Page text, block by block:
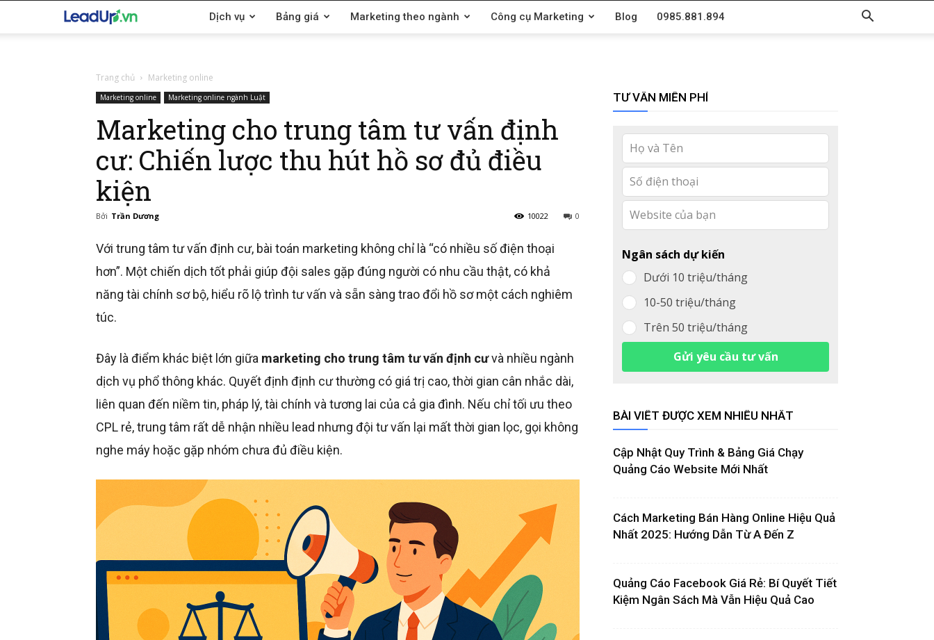
LeadUp.vn Dịch vụ Bảng giá Marketing theo ngành Công cụ Marketing Blog 0985.881.894
Trang chủ Marketing online
Marketing online Marketing online ngành Luật
Marketing cho trung tâm tư vấn định
cư: Chiến lược thu hút hồ sơ đủ điều
kiện
Bởi Trần Dương 0
10022
Với trung tâm tư vấn định cư, bài toán marketing không chỉ là “có nhiều số điện thoại
hơn”. Một chiến dịch tốt phải giúp đội sales gặp đúng người có nhu cầu thật, có khả
năng tài chính sơ bộ, hiểu rõ lộ trình tư vấn và sẵn sàng trao đổi hồ sơ một cách nghiêm
túc.
Đây là điểm khác biệt lớn giữa marketing cho trung tâm tư vấn định cưvà nhiều ngành
dịch vụ phổ thông khác. Quyết định định cư thường có giá trị cao, thời gian cân nhắc dài,
liên quan đến niềm tin, pháp lý, tài chính và tương lai của cả gia đình. Nếu chỉ tối ưu theo
CPL rẻ, trung tâm rất dễ nhận nhiều lead nhưng đội tư vấn lại mất thời gian lọc, gọi không
nghe máy hoặc gặp nhóm chưa đủ điều kiện.
TƯ VẤN MIỄN PHÍ
this
field
blank
Ngân sách dự kiến
Dưới 10 triệu/tháng
10-50 triệu/tháng
Trên 50 triệu/tháng
Gửi yêu cầu tư vấn
BÀI VIẾT ĐƯỢC XEM NHIỀU NHẤT
Cập Nhật Quy Trình & Bảng Giá Chạy
Quảng Cáo Website Mới Nhất
Cách Marketing Bán Hàng Online Hiệu Quả
Nhất 2025: Hướng Dẫn Từ A Đến Z
Quảng Cáo Facebook Giá Rẻ: Bí Quyết Tiết
Kiệm Ngân Sách Mà Vẫn Hiệu Quả Cao